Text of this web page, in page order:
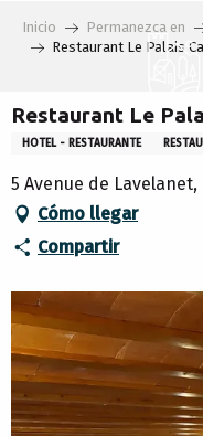
Inicio Permanezca en
Restaurant Le Palais
Restaurant Le
HOTEL - RESTAURANTE
5 Avenue de Lavelanet,
Cómo llegar
Compartir